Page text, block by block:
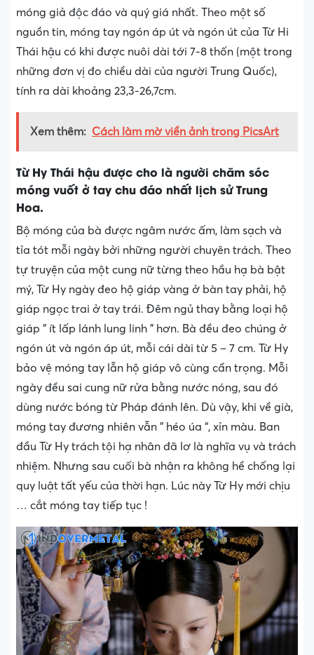
móng giả độc đáo và quý giá nhất. Theo một số
nguồn tin, móng tay ngón áp út và ngón út của Từ Hi
Thái hậu có khi được nuôi dài tới 7-8 thốn (một trong
những đơn vị đo chiều dài của người Trung Quốc),
tính ra dài khoảng 23,3-26,7cm.
Xem thêm: Cách làm mờ viền ảnh trong PicsArt
Từ Hy Thái hậu được cho là người chăm sóc
móng vuốt ở tay chu đáo nhất lịch sử Trung
Hoa.
Bộ móng của bà được ngâm nước ấm, làm sạch và
tỉa tót mỗi ngày bởi những người chuyên trách. Theo
tự truyện của một cung nữ từng theo hầu hạ bà bật
mý, Từ Hy ngày đeo hộ giáp vàng ở bàn tay phải, hộ
giáp ngọc trai ở tay trái. Đêm ngủ thay bằng loại hộ
giáp ” ít lấp lánh lung linh ” hơn. Bà đều đeo chúng ở
ngón út và ngón áp út, mỗi cái dài từ 5 – 7 cm. Từ Hy
bảo vệ móng tay lẫn hộ giáp vô cùng cẩn trọng. Mỗi
ngày đều sai cung nữ rửa bằng nước nóng, sau đó
dùng nước bóng từ Pháp đánh lên. Dù vậy, khi về già,
móng tay đương nhiên vẫn ” héo úa “, xỉn màu. Ban
đầu Từ Hy trách tội hạ nhân đã lơ là nghĩa vụ và trách
nhiệm. Nhưng sau cuối bà nhận ra không hề chống lại
quy luật tất yếu của thời hạn. Lúc này Từ Hy mới chịu
… cắt móng tay tiếp tục !